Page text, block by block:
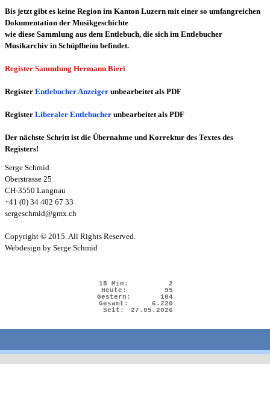
Bis jetzt gibt es keine Region im Kanton Luzern mit einer so umfangreichen
Dokumentation der Musikgeschichte
wie diese Sammlung aus dem Entlebuch, die sich im Entlebucher
Musikarchiv in Schüpfheim befindet.
Register Sammlung Hermann Bieri
Register Entlebucher Anzeiger unbearbeitet als PDF
Register Liberaler Entlebucher unbearbeitet als PDF
Der nächste Schritt ist die Übernahme und Korrektur des Textes des
Registers!
Serge Schmid
Oberstrasse 25
CH-3550 Langnau
+41 (0) 34 402 67 33
sergeschmid@gmx.ch
Copyright © 2015. All Rights Reserved.
Webdesign by Serge Schmid
15 Min:
2
Heute:
95
Gestern:
104
Gesamt:
6.220
Seit:
27.05.2026